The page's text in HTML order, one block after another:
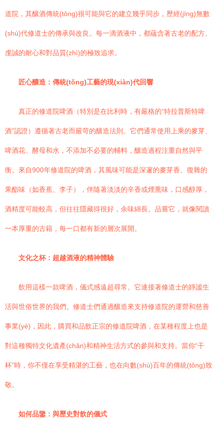
道院，其釀酒傳統(tǒng)很可能與它的建立幾乎同步，歷經(jīng)無數
(shù)代修道士的傳承與改良。每一滴酒液中，都蘊含著古老的配方、
虔誠的耐心和對品質(zhì)的極致追求。
匠心釀造：傳統(tǒng)工藝的現(xiàn)代回響
真正的修道院啤酒（特別是在比利時，有嚴格的“特拉普斯特啤
酒”認證）遵循著古老而嚴苛的釀造法則。它們通常使用上乘的麥芽、
啤酒花、酵母和水，不添加不必要的輔料，釀造過程注重自然與平
衡。來自900年修道院的啤酒，其風味可能是深邃的麥芽香、復雜的
果酯味（如香蕉、李子），伴隨著淡淡的辛香或煙熏味，口感醇厚，
酒精度可能較高，但往往隱藏得很好，余味綿長。品嘗它，就像閱讀
一本厚重的古籍，每一口都有新的層次展開。
文化之杯：超越酒液的精神體驗
飲用這樣一款啤酒，儀式感遠超尋常。它連接著修道士的靜謐生
活與世俗世界的我們。修道士們通過釀造來支持修道院的運營和慈善
事業(yè)，因此，購買和品飲正宗的修道院啤酒，在某種程度上也是
對這種獨特文化遺產(chǎn)和精神生活方式的參與和支持。當你“干
杯”時，你不僅在享受精湛的工藝，也在向數(shù)百年的傳統(tǒng)致
敬。
如何品鑒：與歷史對飲的儀式